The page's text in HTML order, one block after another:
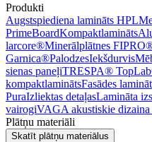
Produkti
Augstspiediena lamināts HPL
PrimeBoardKompaktlamināts
larcore®Minerālplātnes
Garnica®PalodzesIekšdurvis
sienas paneļiTRESPA®
kompaktlaminātsFasādes
PuraIzliektas detaļasLamināta
vairogiVAGA akustiskie dizaina
Plātņu materiāli
Skatīt plātņu materiālus